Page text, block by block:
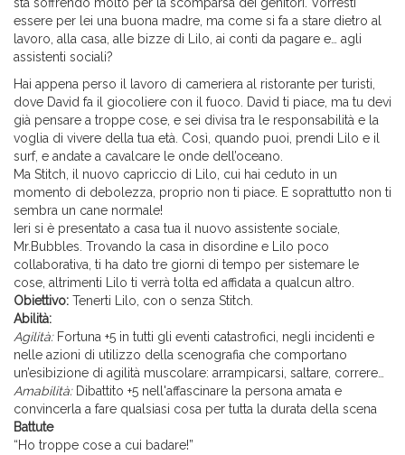
essere per lei una buona madre, ma come si fa a stare dietro al
lavoro, alla casa, alle bizze di Lilo, ai conti da pagare e… agli
assistenti sociali?
Hai appena perso il lavoro di cameriera al ristorante per turisti,
dove David fa il giocoliere con il fuoco. David ti piace, ma tu devi
già pensare a troppe cose, e sei divisa tra le responsabilità e la
voglia di vivere della tua età. Così, quando puoi, prendi Lilo e il
surf, e andate a cavalcare le onde dell’oceano.
Ma Stitch, il nuovo capriccio di Lilo, cui hai ceduto in un
momento di debolezza, proprio non ti piace. E soprattutto non ti
sembra un cane normale!
Ieri si è presentato a casa tua il nuovo assistente sociale,
Mr.Bubbles. Trovando la casa in disordine e Lilo poco
collaborativa, ti ha dato tre giorni di tempo per sistemare le
cose, altrimenti Lilo ti verrà tolta ed affidata a qualcun altro.
Obiettivo: Tenerti Lilo, con o senza Stitch.
Abilità:
Agilità:Fortuna +5 in tutti gli eventi catastrofici, negli incidenti e
nelle azioni di utilizzo della scenografia che comportano
un’esibizione di agilità muscolare: arrampicarsi, saltare, correre…
Amabilità:Dibattito +5 nell'affascinare la persona amata e
convincerla a fare qualsiasi cosa per tutta la durata della scena
Battute
“Ho troppe cose a cui badare!”